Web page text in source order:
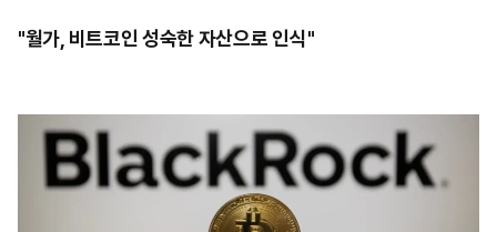
"월가, 비트코인 성숙한 자산으로 인식"